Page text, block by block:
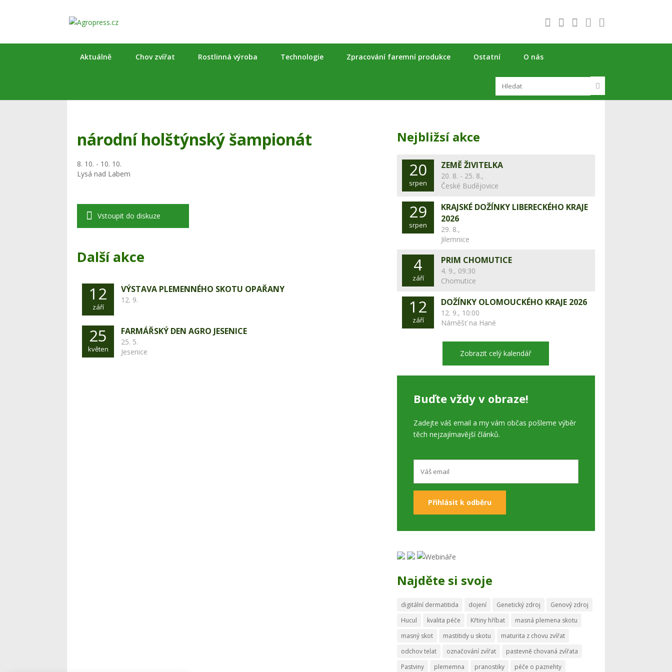
Aktuálně Chov zvířat Rostlinná výroba Technologie Zpracování faremní produkce Ostatní O nás
národní holštýnský šampionát
8. 10. - 10. 10.
Lysá nad Labem
Vstoupit do diskuze
Další akce
12
září
VÝSTAVA PLEMENNÉHO SKOTU OPAŘANY
12. 9.
25
květen
FARMÁŘSKÝ DEN AGRO JESENICE
25. 5.
Jesenice
Nejbližsí akce
20
srpen
ZEMĚ ŽIVITELKA
20. 8. - 25. 8.,
České Budějovice
29
srpen
KRAJSKÉ DOŽÍNKY LIBERECKÉHO KRAJE
2026
29. 8.,
Jilemnice
4
září
PRIM CHOMUTICE
4. 9., 09:30
Chomutice
12
září
DOŽÍNKY OLOMOUCKÉHO KRAJE 2026
12. 9., 10:00
Náměšť na Hané
Zobrazit celý kalendář
Buďte vždy v obraze!
Zadejte váš email a my vám občas pošleme výběr
těch nejzajímavější článků.
Najděte si svoje
digitální dermatitida dojení Genetický zdroj
Genový zdroj
Hucul
kvalita péče Křtiny hříbat
masná plemena skotu
masný skot
mastitidy u skotu
maturita z chovu zvířat
odchov telat
označování zvířat
pastevně chovaná zvířata
Pastviny
plememna pranostiky péče o paznehty